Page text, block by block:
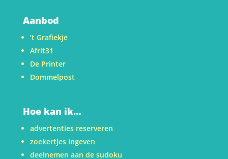
Aanbod
’t Grafiekje
Afrit31
De Printer
Dommelpost
Hoe kan ik…
advertenties reserveren
zoekertjes ingeven
deelnemen aan de sudoku